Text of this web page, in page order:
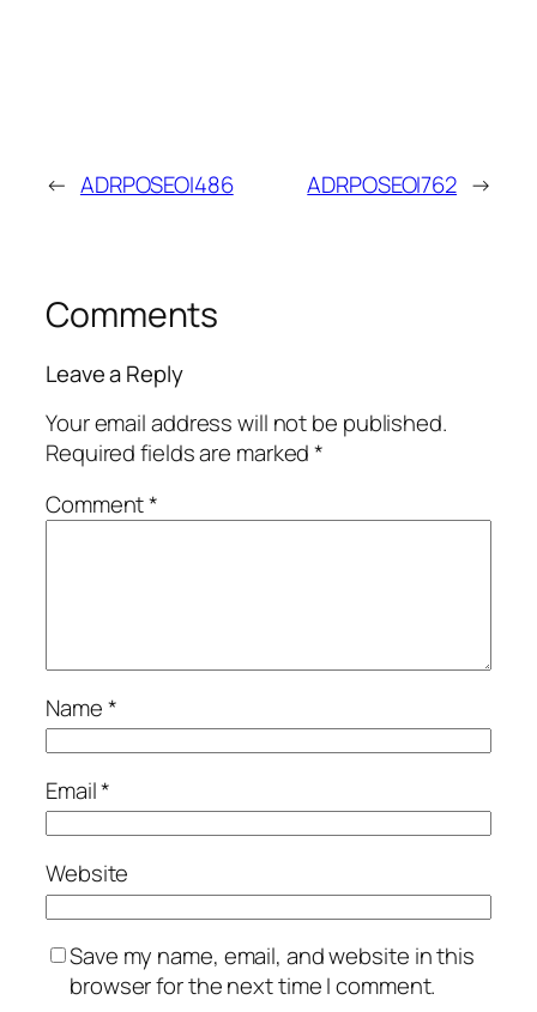
← ADRPOSEOI486 ADRPOSEOI762 →
Comments
Leave a Reply
Your email address will not be published.
Required fields are marked*
Comment*
Name*
Email*
Website
Save my name, email, and website in this
browser for the next time I comment.